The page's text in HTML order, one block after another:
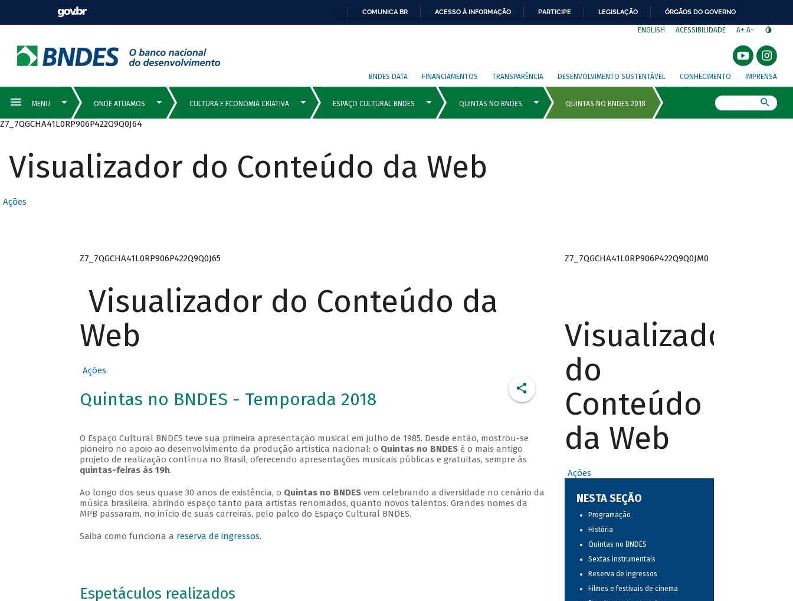
COMUNICA BR ACESSO À INFORMAÇÃO PARTICIPE LEGISLAÇÃO ÓRGÃOS DO GOVERNO
ENGLISH ACESSIBILIDADE A+ A-
BNDES DATA FINANCIAMENTOS TRANSPARÊNCIA DESENVOLVIMENTO SUSTENTÁVEL CONHECIMENTO IMPRENSA
Z7_7QGCHA41L0RP906P422Q9Q0J64
Visualizador do Conteúdo da Web
Ações
Z7_7QGCHA41L0RP906P422Q9Q0J65
Visualizador do Conteúdo da
Web
Ações
Quintas no BNDES - Temporada 2018
O Espaço Cultural BNDES teve sua primeira apresentação musical em julho de 1985. Desde então, mostrou-se
pioneiro no apoio ao desenvolvimento da produção artística nacional: o Quintas no BNDESé o mais antigo
projeto de realização contínua no Brasil, oferecendo apresentações musicais públicas e gratuitas, sempre às
quintas-feiras às 19h.
Ao longo dos seus quase 30 anos de existência, o Quintas no BNDESvem celebrando a diversidade no cenário da
música brasileira, abrindo espaço tanto para artistas renomados, quanto novos talentos. Grandes nomes da
MPB passaram, no início de suas carreiras, pelo palco do Espaço Cultural BNDES.
Saiba como funciona a reserva de ingressos.
Espetáculos realizados
Z7_7QGCHA41L0RP906P422Q9Q0JM0
Visualizador
do
Conteúdo
da Web
Ações
NESTA SEÇÃO
Programação
História
Quintas no BNDES
Sextas instrumentais
Reserva de ingressos
Filmes e festivais de cinema